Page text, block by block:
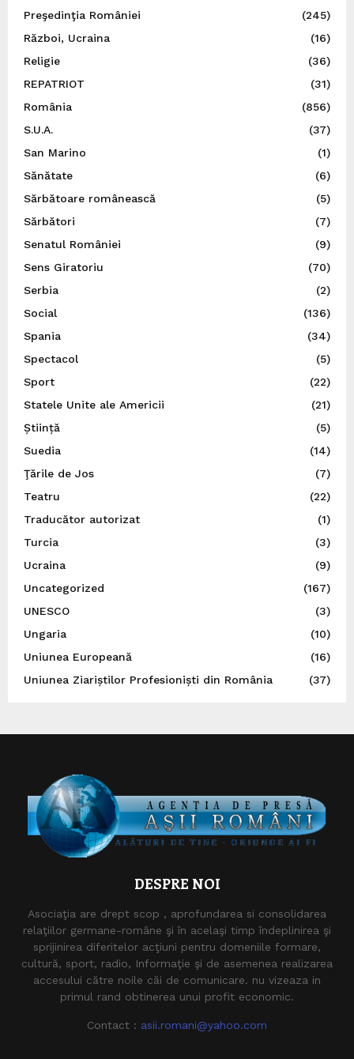
Preşedinţia României
(245)
Război, Ucraina
(16)
Religie
(36)
REPATRIOT
(31)
România
(856)
S.U.A.
(37)
San Marino
(1)
Sănătate
(6)
Sărbătoare românească
(5)
Sărbători
(7)
Senatul României
(9)
Sens Giratoriu
(70)
Serbia
(2)
Social
(136)
Spania
(34)
Spectacol
(5)
Sport
(22)
Statele Unite ale Americii
(21)
Știință
(5)
Suedia
(14)
Ţările de Jos
(7)
Teatru
(22)
Traducător autorizat
(1)
Turcia
(3)
Ucraina
(9)
Uncategorized
(167)
UNESCO
(3)
Ungaria
(10)
Uniunea Europeană
(16)
Uniunea Ziariștilor Profesioniști din România
(37)
DESPRE NOI
Asociaţia are drept scop , aprofundarea si consolidarea
relaţiilor germane-române şi în acelaşi timp îndeplinirea şi
sprijinirea diferitelor acţiuni pentru domeniile formare,
cultură, sport, radio, Informaţie şi de asemenea realizarea
accesului către noile căi de comunicare. nu vizeaza in
primul rand obtinerea unui profit economic.
Contact : asii.romani@yahoo.com